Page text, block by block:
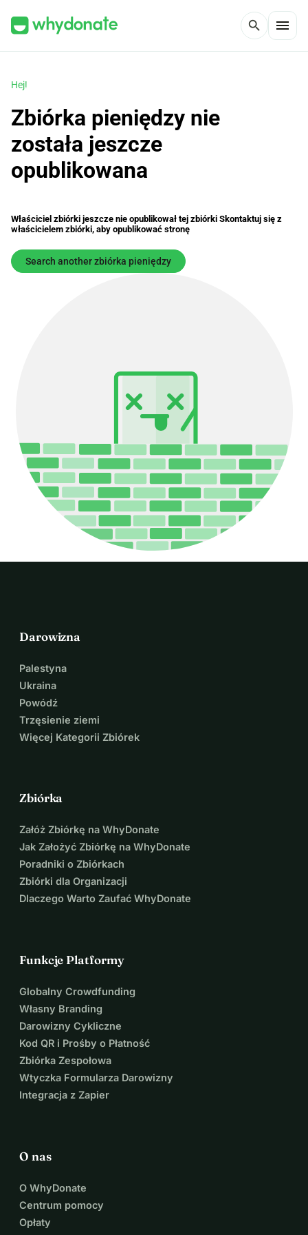
search menu
Hej!
Zbiórka pieniędzy nie
została jeszcze
opublikowana
Właściciel zbiórki jeszcze nie opublikował tej zbiórki Skontaktuj się z
właścicielem zbiórki, aby opublikować stronę
Search another zbiórka pieniędzy
Darowizna
Palestyna
Ukraina
Powódź
Trzęsienie ziemi
Więcej Kategorii Zbiórek
Zbiórka
Załóż Zbiórkę na WhyDonate
Jak Założyć Zbiórkę na WhyDonate
Poradniki o Zbiórkach
Zbiórki dla Organizacji
Dlaczego Warto Zaufać WhyDonate
Funkcje Platformy
Globalny Crowdfunding
Własny Branding
Darowizny Cykliczne
Kod QR i Prośby o Płatność
Zbiórka Zespołowa
Wtyczka Formularza Darowizny
Integracja z Zapier
O nas
O WhyDonate
Centrum pomocy
Opłaty